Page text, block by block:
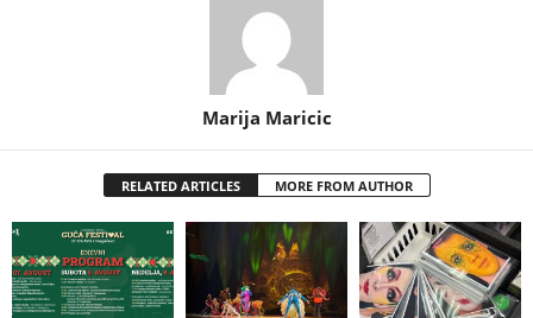
Marija Maricic
RELATED ARTICLES MORE FROM AUTHOR